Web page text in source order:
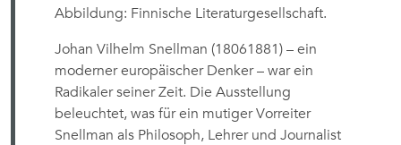
Abbildung: Finnische Literaturgesellschaft.
Johan Vilhelm Snellman (18061881) – ein
moderner europäischer Denker – war ein
Radikaler seiner Zeit. Die Ausstellung
beleuchtet, was für ein mutiger Vorreiter
Snellman als Philosoph, Lehrer und Journalist